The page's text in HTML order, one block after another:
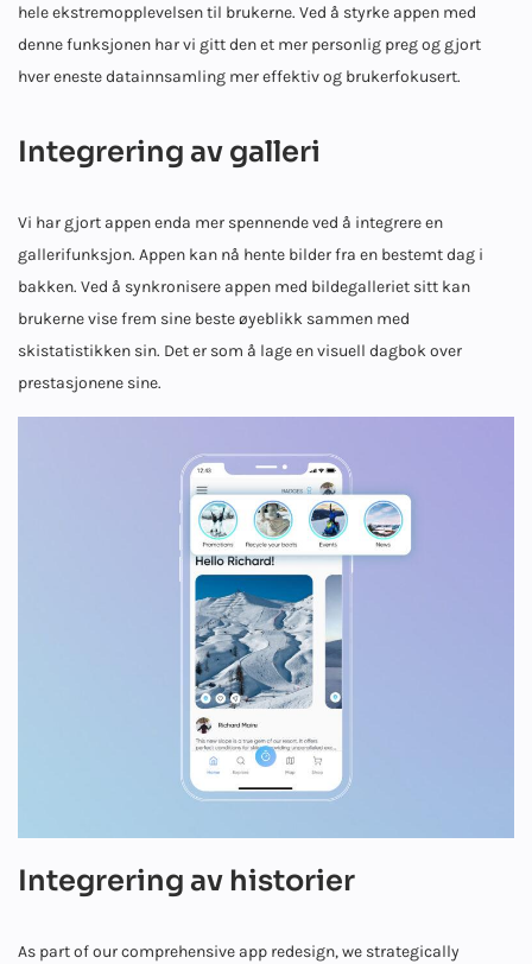
hele ekstremopplevelsen til brukerne. Ved å styrke appen med
denne funksjonen har vi gitt den et mer personlig preg og gjort
hver eneste datainnsamling mer effektiv og brukerfokusert.
Integrering av galleri
Vi har gjort appen enda mer spennende ved å integrere en
gallerifunksjon. Appen kan nå hente bilder fra en bestemt dag i
bakken. Ved å synkronisere appen med bildegalleriet sitt kan
brukerne vise frem sine beste øyeblikk sammen med
skistatistikken sin. Det er som å lage en visuell dagbok over
prestasjonene sine.
Integrering av historier
​​As part of our comprehensive app redesign, we strategically